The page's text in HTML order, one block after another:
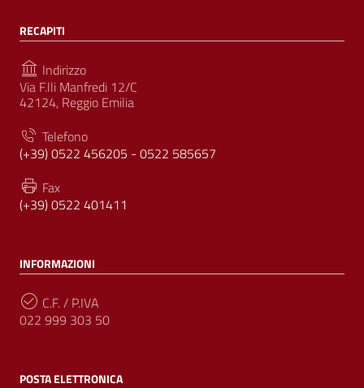
RECAPITI
Indirizzo
Via F.lli Manfredi 12/C
42124, Reggio Emilia
Telefono
(+39) 0522 456205 - 0522 585657
Fax
(+39) 0522 401411
INFORMAZIONI
C.F. / P.IVA
022 999 303 50
POSTA ELETTRONICA